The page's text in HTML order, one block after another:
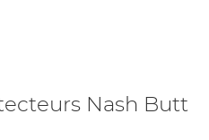
Nash Butt